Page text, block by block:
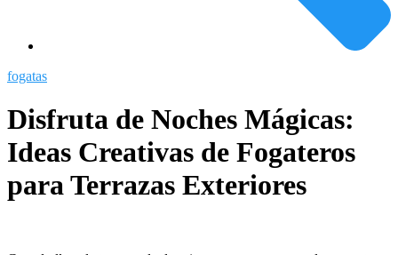
fogatas
Disfruta de Noches Mágicas:
Ideas Creativas de Fogateros
para Terrazas Exteriores